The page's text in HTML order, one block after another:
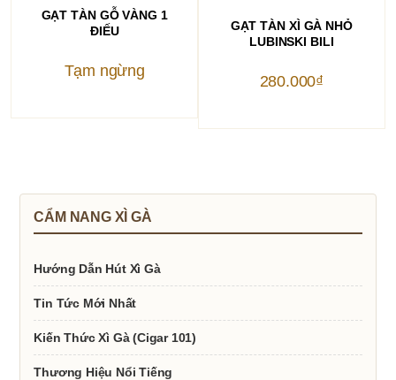
ĐỌC TIẾP
GẠT TÀN GỖ VÀNG 1
ĐIẾU
Tạm ngừng
THÊM VÀO GIỎ HÀNG
GẠT TÀN XÌ GÀ NHỎ
LUBINSKI BILI
280.000₫
CẨM NANG XÌ GÀ
Hướng Dẫn Hút Xì Gà
Tin Tức Mới Nhất
Kiến Thức Xì Gà (Cigar 101)
Thương Hiệu Nổi Tiếng